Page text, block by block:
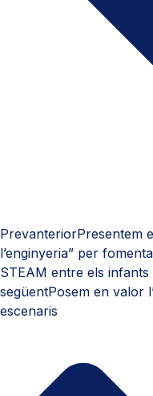
PrevanteriorPresentem
l’enginyeria” per
STEAM entre els infants
següentPosem en valor
escenaris